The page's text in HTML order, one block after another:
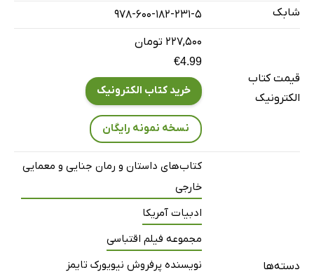
شابک
978-600-182-231-5
قیمت کتاب
الکترونیک
۲۲۷,۵۰۰ تومان
€4.99
خرید کتاب الکترونیک
نسخه نمونه رایگان
دسته‌ها
کتاب‌های داستان و رمان جنایی و معمایی
خارجی
ادبیات آمریکا
مجموعه فیلم اقتباسی
نویسنده پرفروش نیویورک تایمز